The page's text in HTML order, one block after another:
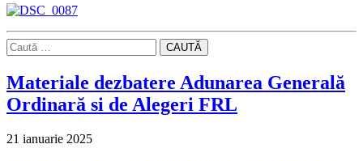
CAUTĂ
Materiale dezbatere Adunarea Generală
Ordinară si de Alegeri FRL
21 ianuarie 2025